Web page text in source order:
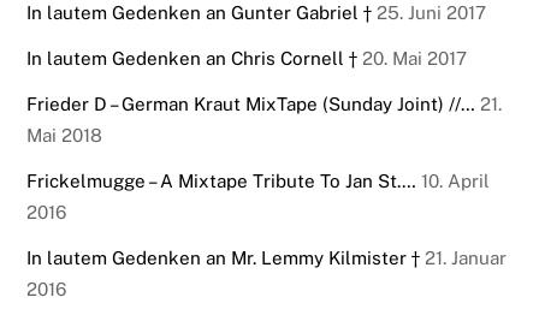
In lautem Gedenken an Gunter Gabriel † 25. Juni 2017
In lautem Gedenken an Chris Cornell † 20. Mai 2017
Frieder D – German Kraut MixTape (Sunday Joint) //… 21.
Mai 2018
Frickelmugge – A Mixtape Tribute To Jan St.… 10. April
2016
In lautem Gedenken an Mr. Lemmy Kilmister † 21. Januar
2016